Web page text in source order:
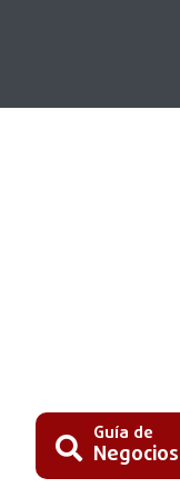
Guía de